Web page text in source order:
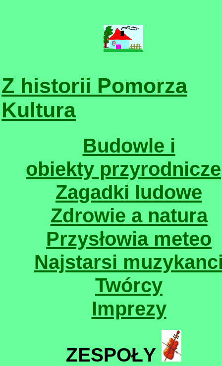
Z historii Pomorza
Kultura
Budowle i
obiekty przyrodnicze
Zagadki ludowe
Zdrowie a natura
Przysłowia meteo
Najstarsi
Twórcy
Imprezy
ZESPOŁY